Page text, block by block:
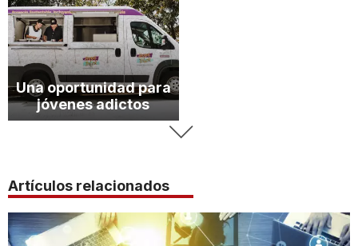
Una oportunidad para
jóvenes adictos
Artículos relacionados